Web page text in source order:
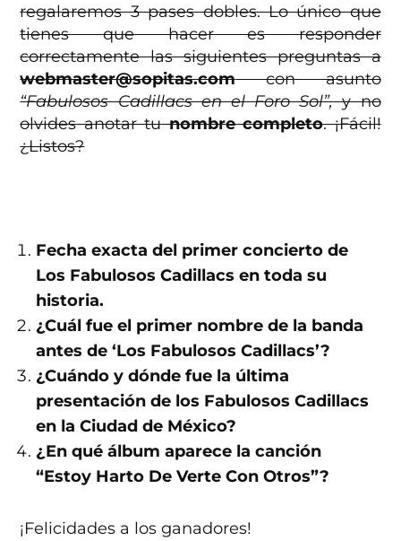
regalaremos 3 pases dobles. Lo único que
tienes que hacer es responder
correctamente las siguientes preguntas a
webmaster@sopitas.comcon asunto
“Fabulosos Cadillacs en el Foro Sol”,y no
olvides anotar tunombre completo. ¡Fácil!
¿Listos?
Fecha exacta del primer concierto de
Los Fabulosos Cadillacs en toda su
historia.
¿Cuál fue el primer nombre de la banda
antes de ‘Los Fabulosos Cadillacs’?
¿Cuándo y dónde fue la última
presentación de los Fabulosos Cadillacs
en la Ciudad de México?
¿En qué álbum aparece la canción
“Estoy Harto De Verte Con Otros”?
¡Felicidades a los ganadores!